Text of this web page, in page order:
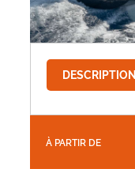
DESCRIPTION
À PARTIR DE